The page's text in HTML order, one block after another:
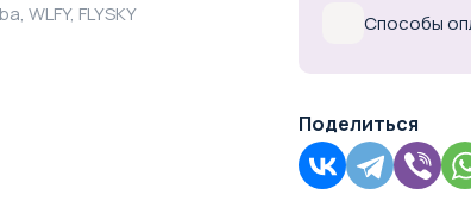
Способы
Поделиться